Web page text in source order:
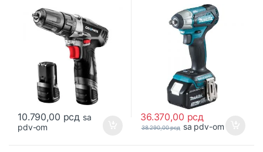
10.790,00 рсд sa
pdv-om
36.370,00 рсд
38.290,00рсд sa pdv-om